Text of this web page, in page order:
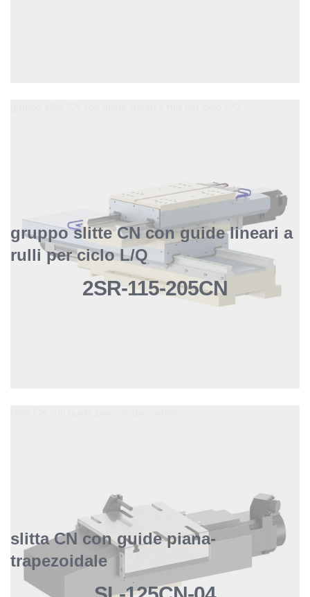
2SR-115-205CN
gruppo slitte CN con guide lineari a
rulli per ciclo L/Q
slitta CN con guide piana-
trapezoidale